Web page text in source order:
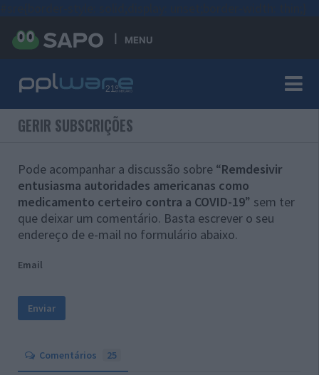
MENU
GERIR SUBSCRIÇÕES
Pode acompanhar a discussão sobre “Remdesivir
entusiasma autoridades americanas como
medicamento certeiro contra a COVID-19” sem ter
que deixar um comentário. Basta escrever o seu
endereço de e-mail no formulário abaixo.
Email
Comentários 25